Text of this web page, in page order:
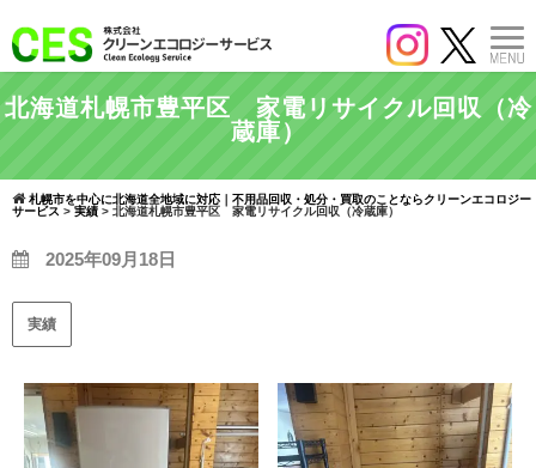
北海道札幌市豊平区 家電リサイクル回収（冷
蔵庫）
札幌市を中心に北海道全地域に対応｜不用品回収・処分・買取のことならクリーンエコロジー
サービス > 実績 > 北海道札幌市豊平区 家電リサイクル回収（冷蔵庫）
2025年09月18日
実績